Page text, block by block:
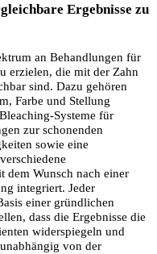
Ergebnisse zu
an Behandlungen für
erzielen, die mit der Zahn
sind. Dazu gehören
Farbe und Stellung
Systeme für
zur schonenden
sowie eine
dem Wunsch nach einer
integriert. Jeder
einer gründlichen
dass die Ergebnisse die
widerspiegeln und
von der